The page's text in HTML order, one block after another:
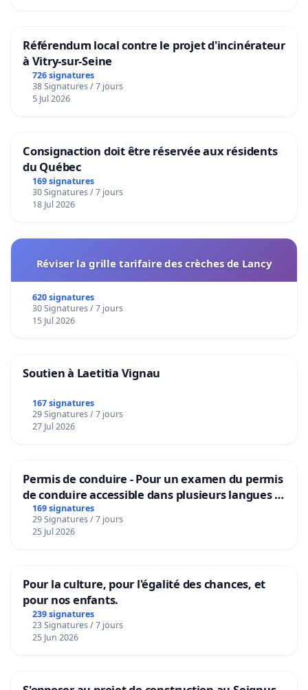
Référendum local contre le projet d'incinérateur
à Vitry-sur-Seine
726 signatures
38 Signatures / 7 jours
5 Jul 2026
Consignaction doit être réservée aux résidents
du Québec
169 signatures
30 Signatures / 7 jours
18 Jul 2026
Réviser la grille tarifaire des crèches de Lancy
620 signatures
30 Signatures / 7 jours
15 Jul 2026
Soutien à Laetitia Vignau
167 signatures
29 Signatures / 7 jours
27 Jul 2026
Permis de conduire - Pour un examen du permis
de conduire accessible dans plusieurs langues à
Bruxelles
169 signatures
29 Signatures / 7 jours
25 Jul 2026
Pour la culture, pour l'égalité des chances, et
pour nos enfants.
239 signatures
23 Signatures / 7 jours
25 Jun 2026